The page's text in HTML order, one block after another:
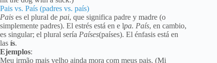
Pais vs. País (padres vs. país)
Pais es el plural de pai, que significa padre y madre (o
simplemente padres). El estrés está en e lpa. País, en cambio,
es singular; el plural sería Países(países). El énfasis está en
las ís.
Ejemplos:
Meu irmão mais velho ainda mora com meus pais. (Mi